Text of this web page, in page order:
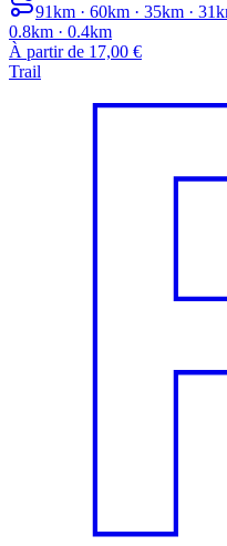
91km · 60km · 35km ·
0.8km · 0.4km
À partir de 17,00 €
Trail